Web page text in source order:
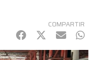
COMPARTIR
Facebook
Twitter
mail